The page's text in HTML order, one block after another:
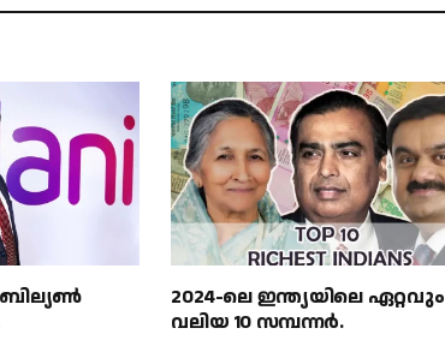
ബില്യൺ
2024-ലെ ഇന്ത്യയിലെ ഏറ്റവും
വലിയ 10 സമ്പന്നർ.